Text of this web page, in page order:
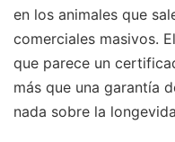
en los animales que
comerciales masivos.
que parece un
más que una garantía
nada sobre la